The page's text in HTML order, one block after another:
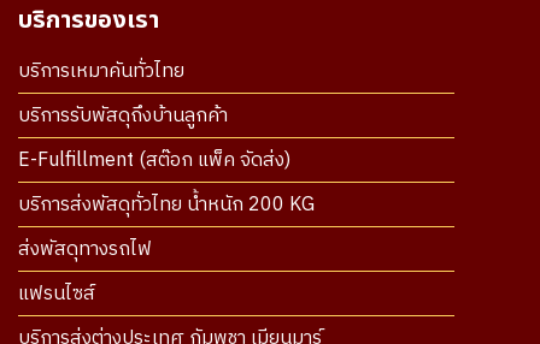
บริการของเรา
บริการเหมาคันทั่วไทย
บริการรับพัสดุถึงบ้านลูกค้า
E-Fulfillment (สต๊อก แพ็ค จัดส่ง)
บริการส่งพัสดุทั่วไทย น้ำหนัก 200 KG
ส่งพัสดุทางรถไฟ
แฟรนไซส์